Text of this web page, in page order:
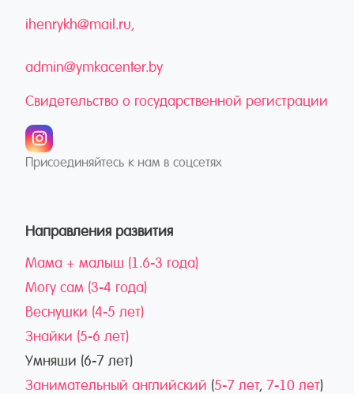
ihenrykh@mail.ru
admin@ymkacenter.by
Свидетельство о государственной регистрации
Присоединяйтесь к нам в соцсетях
Направления развития
Мама + малыш (1.6-3 года)
Могу сам (3-4 года)
Веснушки (4-5 лет)
Знайки (5-6 лет)
Умняши (6-7 лет)
Занимательный английский (5-7 лет, 7-10 лет)